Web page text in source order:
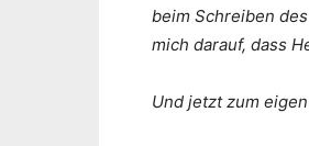
beim Schreiben
mich darauf, dass
Und jetzt zum